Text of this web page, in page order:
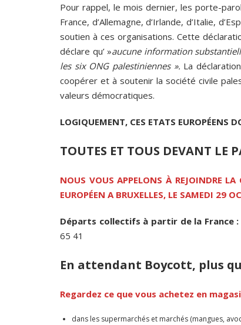
Pour rappel, le mois dernier, les porte-
France, d’Allemagne, d’Irlande, d’Italie,
soutien à ces organisations. Cette
déclare qu’ »aucune information
les six ONG palestiniennes ». La
coopérer et à soutenir la société civile
valeurs démocratiques.
LOGIQUEMENT, CES ETATS EUROPÉENS
TOUTES ET TOUS DEVANT LE
NOUS VOUS APPELONS À REJOINDRE
EUROPÉEN A BRUXELLES, LE SAMEDI 29
Départs collectifs à partir de la France
65 41
En attendant Boycott, plus
Regardez ce que vous achetez en
dans les supermarchés et marchés (mangues,